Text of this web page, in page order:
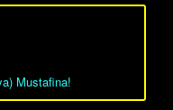
Mustafina!